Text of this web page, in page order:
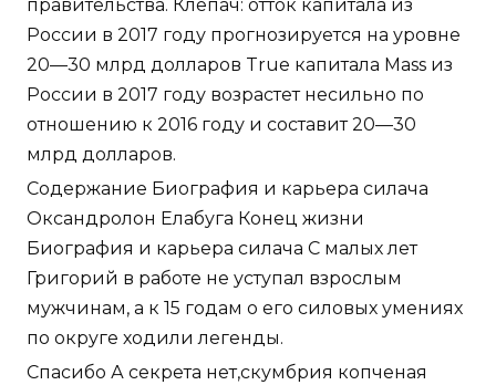
правительства. Клепач: отток капитала из
России в 2017 году прогнозируется на уровне
20—30 млрд долларов True капитала Mass из
России в 2017 году возрастет несильно по
отношению к 2016 году и составит 20—30
млрд долларов.
Содержание Биография и карьера силача
Оксандролон Елабуга Конец жизни
Биография и карьера силача С малых лет
Григорий в работе не уступал взрослым
мужчинам, а к 15 годам о его силовых умениях
по округе ходили легенды.
Спасибо А секрета нет,скумбрия копченая